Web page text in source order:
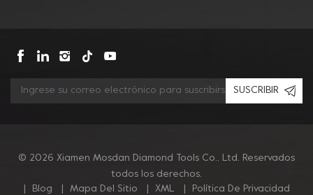
SUSCRIBIR
© 2026 Xiamen Mosdan Diamond Tools Co., Ltd. Reservados
todos los derechos.
Blog Mapa Del Sitio XML Política De Privacidad